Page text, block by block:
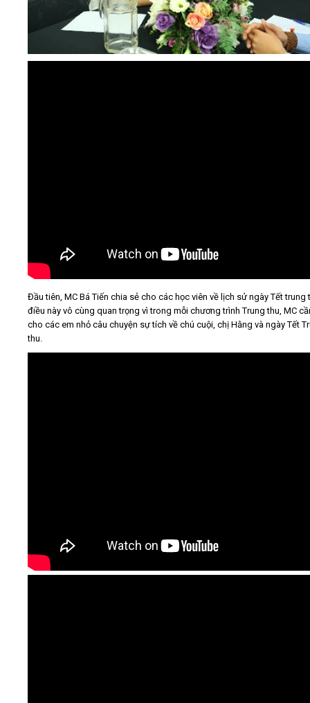
Đầu tiên, MC Bá Tiến chia sẻ cho các học viên về lịch sử ngày Tết trung
điều này vô cùng quan trọng vì trong mỗi chương trình Trung thu, MC
cho các em nhỏ câu chuyện sự tích về chú cuội, chị Hằng và ngày Tết
thu.